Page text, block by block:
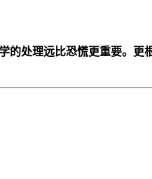
的处理远比恐慌更重要。